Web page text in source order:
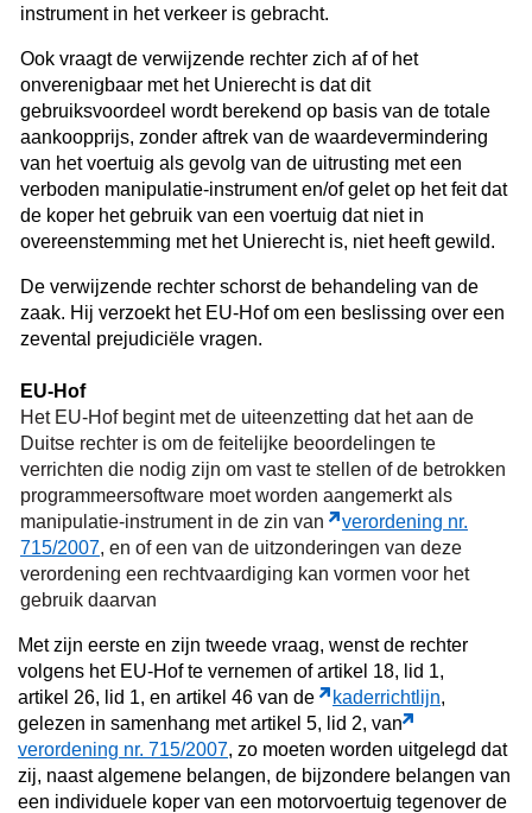
instrument in het verkeer is gebracht.
Ook vraagt de verwijzende rechter zich af of het
onverenigbaar met het Unierecht is dat dit
gebruiksvoordeel wordt berekend op basis van de totale
aankoopprijs, zonder aftrek van de waardevermindering
van het voertuig als gevolg van de uitrusting met een
verboden manipulatie-instrument en/of gelet op het feit dat
de koper het gebruik van een voertuig dat niet in
overeenstemming met het Unierecht is, niet heeft gewild.
De verwijzende rechter schorst de behandeling van de
zaak. Hij verzoekt het EU-Hof om een beslissing over een
zevental prejudiciële vragen.
EU-Hof
Het EU-Hof begint met de uiteenzetting dat het aan de
Duitse rechter is om de feitelijke beoordelingen te
verrichten die nodig zijn om vast te stellen of de betrokken
programmeersoftware moet worden aangemerkt als
manipulatie-instrument in de zin van
verordening nr.
715/2007, en of een van de uitzonderingen van deze
verordening een rechtvaardiging kan vormen voor het
gebruik daarvan
Met zijn eerste en zijn tweede vraag, wenst de rechter
volgens het EU-Hof te vernemen of artikel 18, lid 1,
artikel 26, lid 1, en artikel 46 van de
kaderrichtlijn,
gelezen in samenhang met artikel 5, lid 2, van
verordening nr. 715/2007, zo moeten worden uitgelegd dat
zij, naast algemene belangen, de bijzondere belangen van
een individuele koper van een motorvoertuig tegenover de